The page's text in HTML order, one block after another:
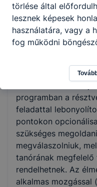
Általános iskolai
kerékpáros oktatás :
gyerekek
programban a
feladattal
pontokon
szükséges
megválaszolniuk,
tanórának megfelelő
rendelhetnek. Az
alkalmas mozgással
törlése által
lesznek képesek
használatára, vagy a
fog működni